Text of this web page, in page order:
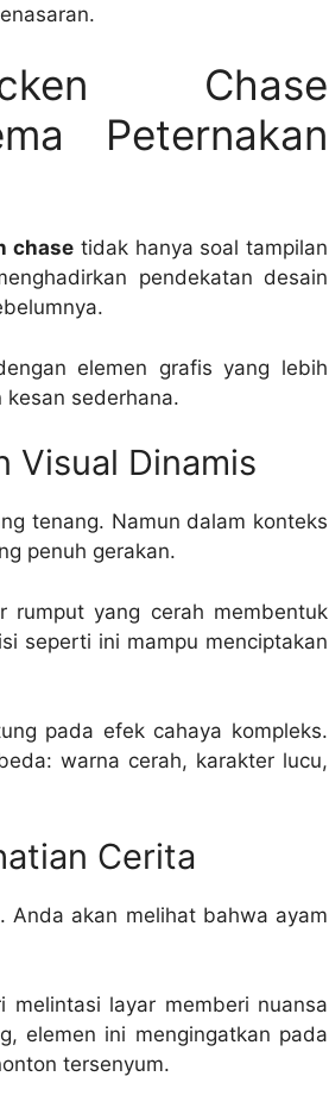
Chase
Peternakan
chase tidak hanya soal tampilan
pendekatan desain
elemen grafis yang lebih
sederhana.
Visual Dinamis
tenang. Namun dalam konteks
penuh gerakan.
rumput yang cerah membentuk
seperti ini mampu menciptakan
pada efek cahaya kompleks.
warna cerah, karakter lucu,
Cerita
Anda akan melihat bahwa ayam
melintasi layar memberi nuansa
elemen ini mengingatkan pada
tersenyum.